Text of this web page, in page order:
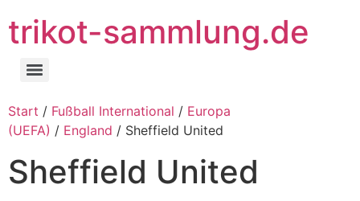
Inhalt
springen
trikot-sammlung.de
Start / Fußball International / Europa
(UEFA) / England / Sheffield United
Sheffield United